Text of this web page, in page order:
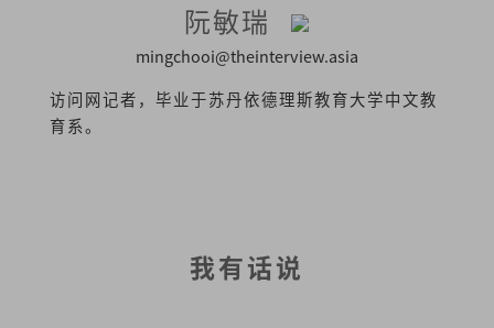
阮敏瑞
mingchooi@theinterview.asia
访问网记者，毕业于苏丹依德理斯教育大学中文教
育系。
我有话说